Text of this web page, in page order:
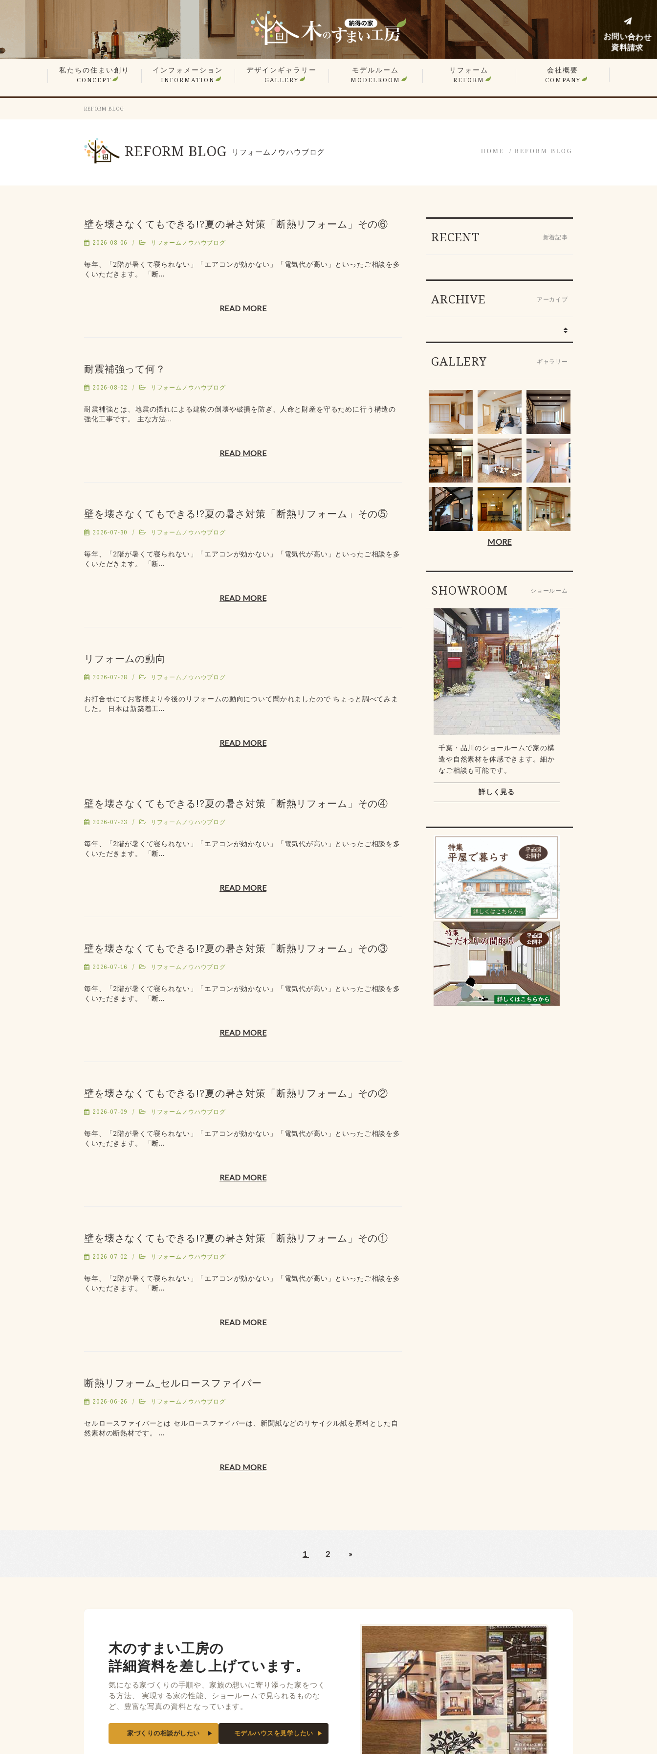
私たちの住まい創り
CONCEPT
無垢材や漆喰の自然素材
平屋でも最上の構造計算
現場検査で信頼の品質
想い叶えるデザイン・設計
暮らしを楽しむ、遊び心の家
性能が支える心地よさ
何世代も住み継ぐ木の家
価格へのこだわり
家づくりステップ
インフォメーション
INFORMATION
見学会・イベント情報
営業エリア
新着情報
スタッフ紹介
会長ブログ
社長ブログ
スタッフブログ
お客様の声
業者会「ふくろう会」
プレスリリース
採用情報
デザインギャラリー
GALLERY
住宅 施工事例
商業施設 施工事例
YouTube
オーナー様のお住まい拝見
平屋特集
こだわりの間取り
モデルルーム
MODELROOM
リフォーム
REFORM
戸建てリフォーム
マンションリフォーム
リフォーム施工事例
リフォームノウハウブログ
会社概要
COMPANY
REFORM BLOG
REFORM BLOG リフォームノウハウブログ HOME REFORM BLOG
壁を壊さなくてもできる!?夏の暑さ対策「断熱リフォーム」その⑥
2026-08-06 リフォームノウハウブログ
毎年、「2階が暑くて寝られない」「エアコンが効かない」「電気代が高い」といったご相談を多
くいただきます。 「断…
READ MORE
耐震補強って何？
2026-08-02 リフォームノウハウブログ
耐震補強とは、地震の揺れによる建物の倒壊や破損を防ぎ、人命と財産を守るために行う構造の
強化工事です。 主な方法…
READ MORE
壁を壊さなくてもできる!?夏の暑さ対策「断熱リフォーム」その⑤
2026-07-30 リフォームノウハウブログ
毎年、「2階が暑くて寝られない」「エアコンが効かない」「電気代が高い」といったご相談を多
くいただきます。 「断…
READ MORE
リフォームの動向
2026-07-28 リフォームノウハウブログ
お打合せにてお客様より今後のリフォームの動向について聞かれましたので ちょっと調べてみま
した。 日本は新築着工…
READ MORE
壁を壊さなくてもできる!?夏の暑さ対策「断熱リフォーム」その④
2026-07-23 リフォームノウハウブログ
毎年、「2階が暑くて寝られない」「エアコンが効かない」「電気代が高い」といったご相談を多
くいただきます。 「断…
READ MORE
壁を壊さなくてもできる!?夏の暑さ対策「断熱リフォーム」その③
2026-07-16 リフォームノウハウブログ
毎年、「2階が暑くて寝られない」「エアコンが効かない」「電気代が高い」といったご相談を多
くいただきます。 「断…
READ MORE
壁を壊さなくてもできる!?夏の暑さ対策「断熱リフォーム」その②
2026-07-09 リフォームノウハウブログ
毎年、「2階が暑くて寝られない」「エアコンが効かない」「電気代が高い」といったご相談を多
くいただきます。 「断…
READ MORE
壁を壊さなくてもできる!?夏の暑さ対策「断熱リフォーム」その①
2026-07-02 リフォームノウハウブログ
毎年、「2階が暑くて寝られない」「エアコンが効かない」「電気代が高い」といったご相談を多
くいただきます。 「断…
READ MORE
断熱リフォーム_セルロースファイバー
2026-06-26 リフォームノウハウブログ
セルロースファイバーとは セルロースファイバーは、新聞紙などのリサイクル紙を原料とした自
然素材の断熱材です。 …
READ MORE
RECENT 新着記事
ARCHIVE アーカイブ
GALLERY ギャラリー
MORE
SHOWROOM ショールーム
千葉・品川のショールームで家の構
造や自然素材を体感できます。細か
なご相談も可能です。
詳しく見る
1 2 »
木のすまい工房の
詳細資料を差し上げています。
気になる家づくりの手順や、家族の想いに寄り添った家をつく
る方法、 実現する家の性能、ショールームで見られるものな
ど、豊富な写真の資料となっています。
家づくりの相談がしたい モデルハウスを見学したい
お問い合わせ
資料請求